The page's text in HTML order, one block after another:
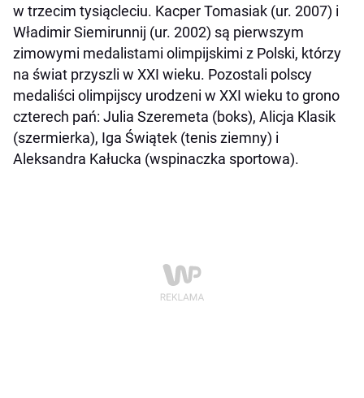
w trzecim tysiącleciu. Kacper Tomasiak (ur. 2007) i
Władimir Siemirunnij (ur. 2002) są pierwszym
zimowymi medalistami olimpijskimi z Polski, którzy
na świat przyszli w XXI wieku. Pozostali polscy
medaliści olimpijscy urodzeni w XXI wieku to grono
czterech pań: Julia Szeremeta (boks), Alicja Klasik
(szermierka), Iga Świątek (tenis ziemny) i
Aleksandra Kałucka (wspinaczka sportowa).